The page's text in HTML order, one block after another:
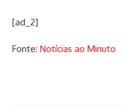
[ad_2]
Fonte: Notícias ao Minuto